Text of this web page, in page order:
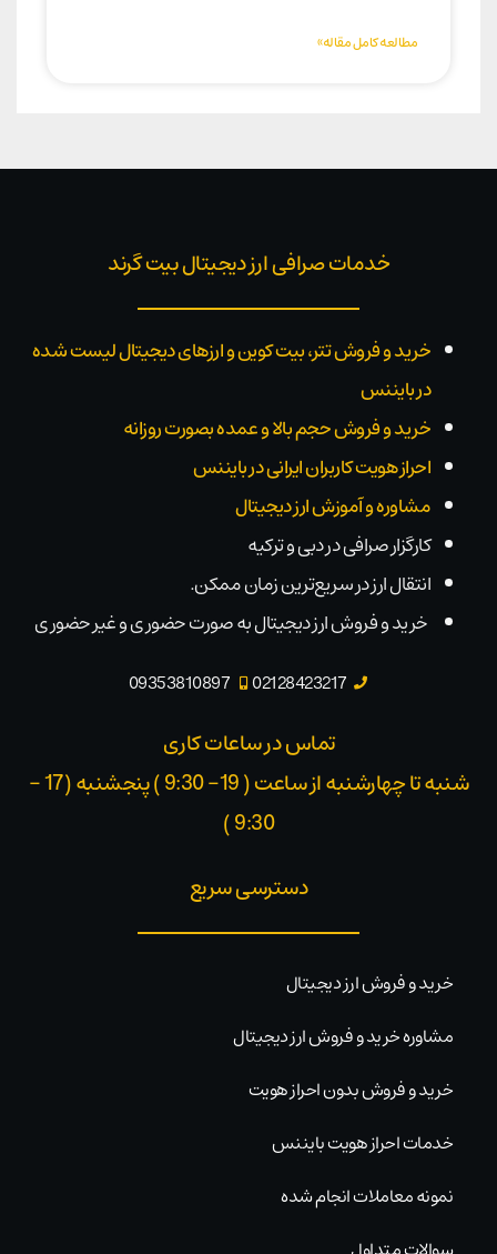
مطالعه کامل مقاله»
خدمات صرافی ارز دیجیتال بیت گرند
خرید و فروش تتر، بیت کوین و ارزهای دیجیتال لیست شده
در بایننس
خرید و فروش حجم بالا و عمده بصورت روزانه
احراز هویت کاربران ایرانی در بایننس
مشاوره و آموزش ارز دیجیتال
کارگزار صرافی در دبی و ترکیه
انتقال ارز در سریع‌ترین زمان ممکن.
خرید و فروش ارز دیجیتال به صورت حضوری و غیر حضوری
02128423217
09353810897
تماس در ساعات کاری
شنبه تا چهارشنبه از ساعت ( 19- 9:30 ) پنجشنبه (17 -
9:30 )​
دسترسی سریع
خرید و فروش ارز دیجیتال
مشاوره خرید و فروش ارز دیجیتال
خرید و فروش بدون احراز هویت
خدمات احراز هویت بایننس
نمونه معاملات انجام شده